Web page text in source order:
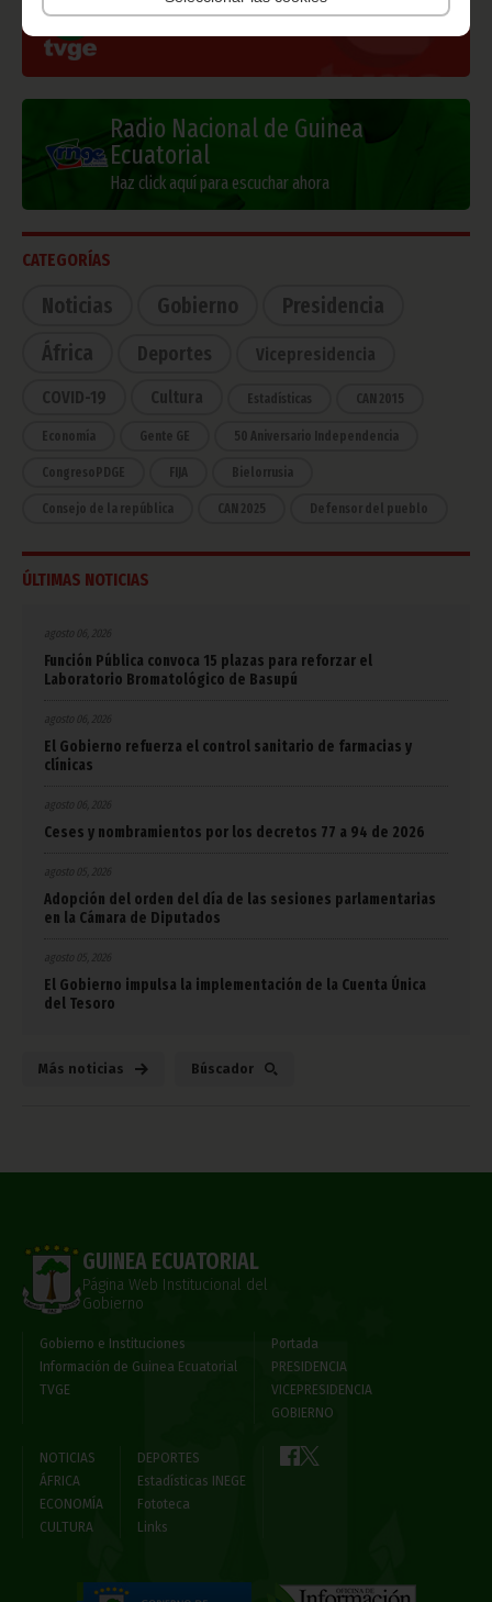
TVGE
Radio Nacional de Guinea
Ecuatorial
Haz click aquí para escuchar ahora
CATEGORÍAS
Noticias Gobierno
Presidencia
África
Deportes Vicepresidencia
COVID-19 Cultura Estadísticas CAN 2015
Economía Gente GE 50 Aniversario Independencia
CongresoPDGE FIJA Bielorrusia
Consejo de la república CAN 2025 Defensor del pueblo
ÚLTIMAS NOTICIAS
agosto 06, 2026
Función Pública convoca 15 plazas para reforzar el
Laboratorio Bromatológico de Basupú
agosto 06, 2026
El Gobierno refuerza el control sanitario de farmacias y
clínicas
agosto 06, 2026
Ceses y nombramientos por los decretos 77 a 94 de 2026
Adopción del orden del día de las sesiones parlamentarias
en la Cámara de Diputados
El Gobierno impulsa la implementación de la Cuenta Única
del Tesoro
Más noticias Búscador
GUINEA ECUATORIAL
Página Web Institucional del
Gobierno
Gobierno e Instituciones
Información de Guinea Ecuatorial
TVGE
Portada
PRESIDENCIA
VICEPRESIDENCIA
GOBIERNO
NOTICIAS
ÁFRICA
ECONOMÍA
CULTURA
DEPORTES
Estadísticas INEGE
Fototeca
Links